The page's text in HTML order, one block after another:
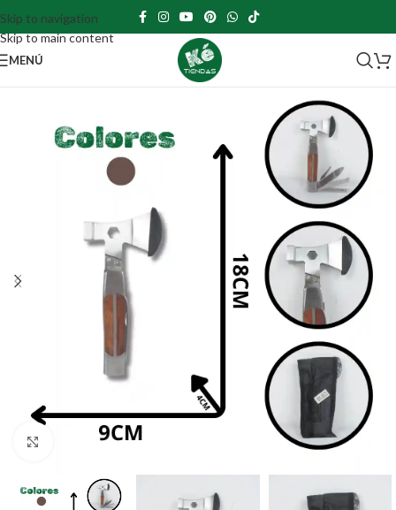
Skip to navigation
Skip to main content
MENÚ
Haz clic para ampliar